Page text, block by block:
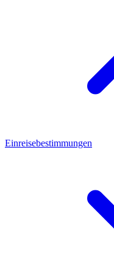
Einreisebestimmungen